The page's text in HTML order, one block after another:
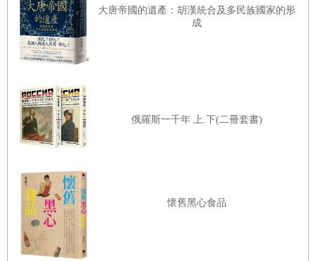
村，這裡單調的娛樂生態很快就出現了顯著的改變——「橋
頭堡」橫空出世。
「橋頭堡」這三個字，是我來到中夥鋪後最頻繁聽到的一個
工地上溜達，一群民工正在埋頭搬運著石塊。當我走過去，
他們都好奇地停下來，抬起頭來怔怔地看著我——這是工地
上經常上演的一幕，一個拎著攝像機的外來者永遠讓民工們
滿好奇心一樣。我朝他們微笑地點了點頭，拿著攝像機，拍
攝著他們。
一個民工突然指了指我的攝像機，笑著說，「你應該拿這個
東西去橋頭堡拍拍。」他穿著一件髒兮兮的迷彩服，衣服的
大唐帝國的遺產：胡漢統合及多民族國家的形
成
俄羅斯一千年 上.下(二冊套書)
懷舊黑心食品